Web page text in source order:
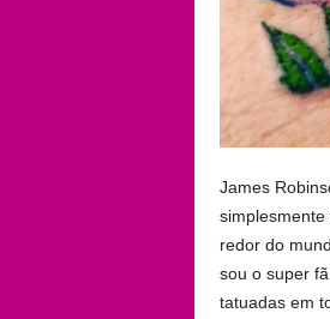
James
redor do
sou o super
tatuadas em